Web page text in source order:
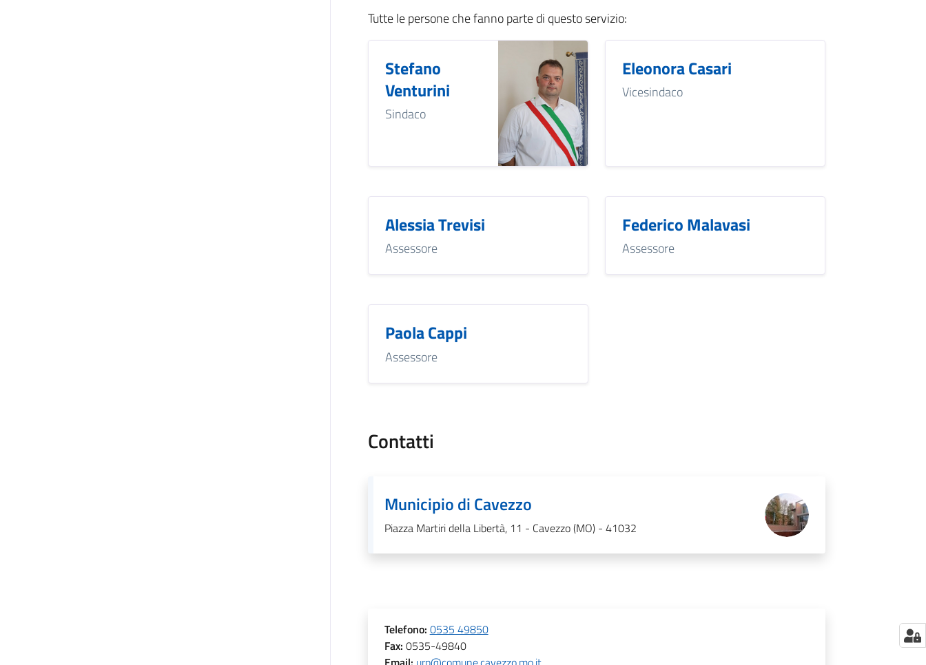
Tutte le persone che fanno parte di questo servizio:
Stefano
Venturini
Sindaco
Eleonora Casari
Vicesindaco
Alessia Trevisi
Assessore
Federico Malavasi
Assessore
Paola Cappi
Assessore
Contatti
Municipio di Cavezzo
Piazza Martiri della Libertà, 11 - Cavezzo (MO) - 41032
Telefono: 0535 49850
Fax: 0535-49840